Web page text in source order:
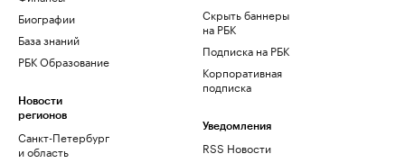
Биографии
База знаний
РБК Образование
Новости
регионов
Санкт-Петербург
и область
Скрыть баннеры
на РБК
Подписка на РБК
Корпоративная
подписка
Уведомления
RSS Новости